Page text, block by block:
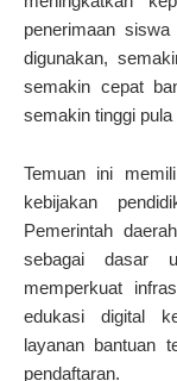
penerimaan
digunakan,
semakin cepat
semakin tinggi
Temuan ini
kebijakan
Pemerintah
sebagai dasar
memperkuat
edukasi digital
layanan bantuan
pendaftaran.